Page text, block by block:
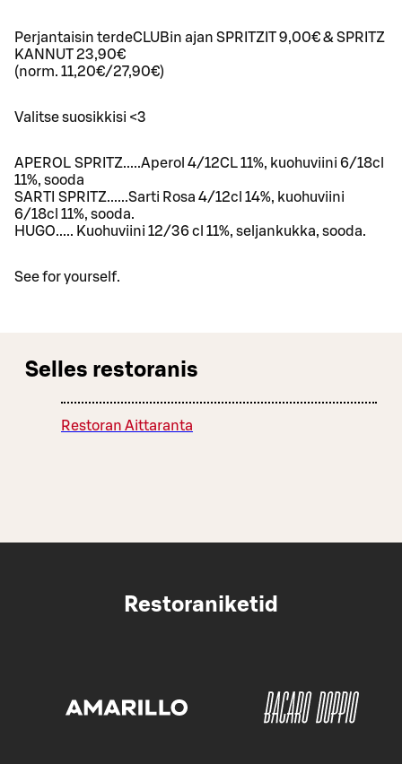
Perjantaisin terdeCLUBin ajan SPRITZIT 9,00€ & SPRITZ
KANNUT 23,90€
(norm. 11,20€/27,90€)
Valitse suosikkisi <3
APEROL SPRITZ.....Aperol 4/12CL 11%, kuohuviini 6/18cl
11%, sooda
SARTI SPRITZ......Sarti Rosa 4/12cl 14%, kuohuviini
6/18cl 11%, sooda.
HUGO..... Kuohuviini 12/36 cl 11%, seljankukka, sooda.
See for yourself.
Selles restoranis
Restoran Aittaranta
Restoraniketid